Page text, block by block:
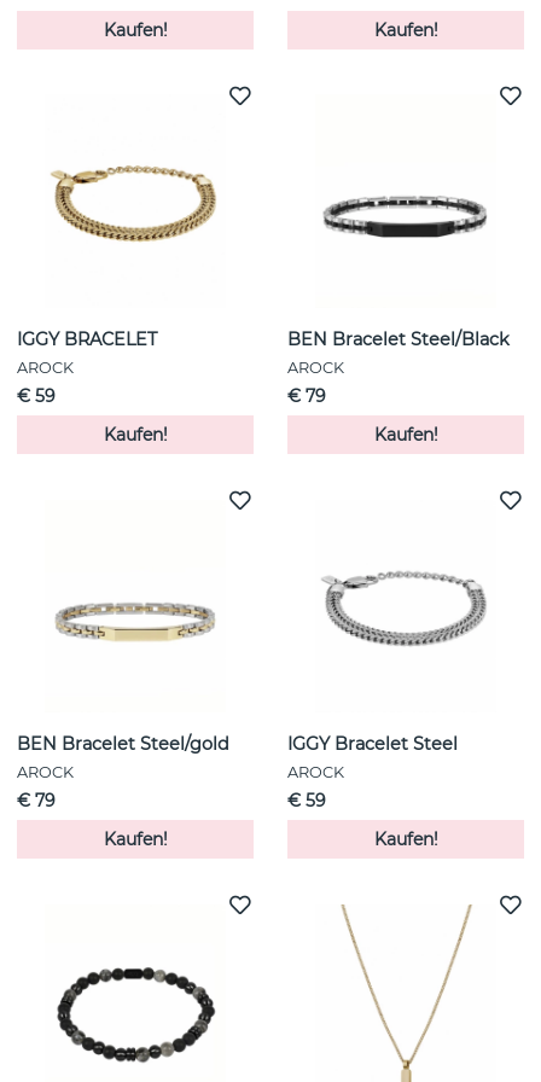
Kaufen!
Kaufen!
IGGY BRACELET
AROCK
€ 59
Kaufen!
BEN Bracelet Steel/Black
AROCK
€ 79
Kaufen!
BEN Bracelet Steel/gold
AROCK
€ 79
Kaufen!
IGGY Bracelet Steel
AROCK
€ 59
Kaufen!